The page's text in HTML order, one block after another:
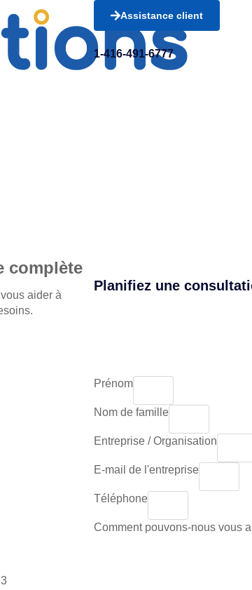
Assistance client
1-416-491-6777
complète
aider à
3
Planifiez une
Prénom
Nom de famille
Entreprise / Organisation
E-mail de l'entreprise
Téléphone
Comment pouvons-nous vous